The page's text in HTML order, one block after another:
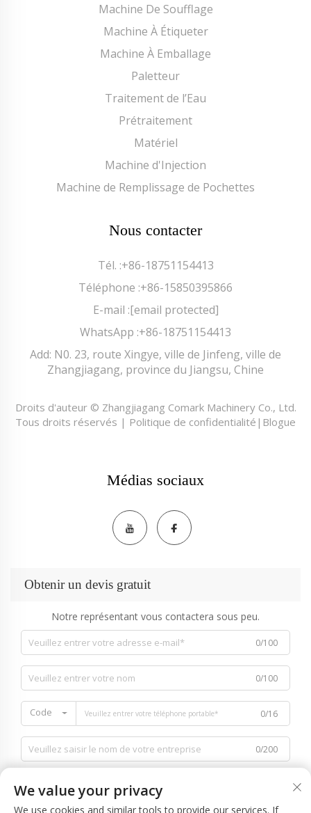
Machine De Soufflage
Machine À Étiqueter
Machine À Emballage
Paletteur
Traitement de l’Eau
Prétraitement
Matériel
Machine d'Injection
Machine de Remplissage de Pochettes
Nous contacter
Tél. :+86-18751154413
Téléphone :+86-15850395866
E-mail :[email protected]
WhatsApp :+86-18751154413
Add: N0. 23, route Xingye, ville de Jinfeng, ville de
Zhangjiagang, province du Jiangsu, Chine
Droits d'auteur © Zhangjiagang Comark Machinery Co., Ltd.
Tous droits réservés | Politique de confidentialité | Blogue
Médias sociaux
Obtenir un devis gratuit
Notre représentant vous contactera sous peu.
0/100
0/100
Code 0/16
0/200
We value your privacy
We use cookies and similar tools to provide our services. If